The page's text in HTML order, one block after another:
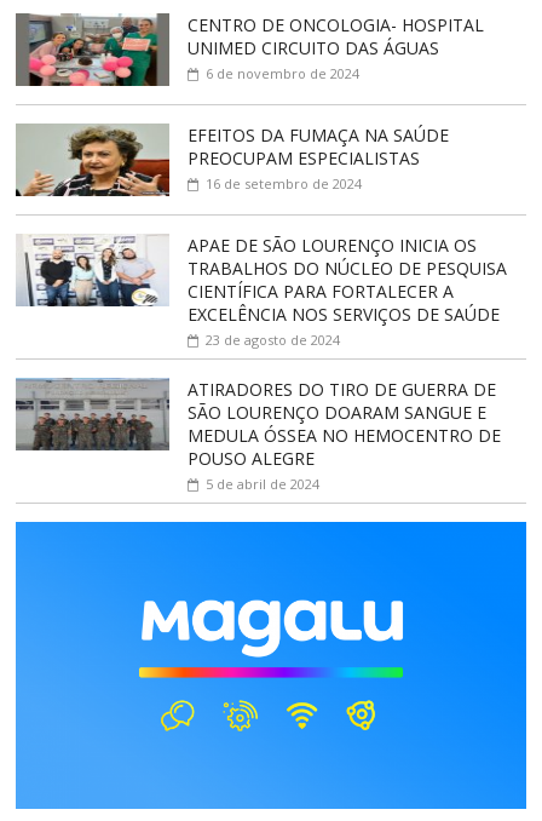
CENTRO DE ONCOLOGIA- HOSPITAL
UNIMED CIRCUITO DAS ÁGUAS
6 de novembro de 2024
EFEITOS DA FUMAÇA NA SAÚDE
PREOCUPAM ESPECIALISTAS
16 de setembro de 2024
APAE DE SÃO LOURENÇO INICIA OS
TRABALHOS DO NÚCLEO DE PESQUISA
CIENTÍFICA PARA FORTALECER A
EXCELÊNCIA NOS SERVIÇOS DE SAÚDE
23 de agosto de 2024
ATIRADORES DO TIRO DE GUERRA DE
SÃO LOURENÇO DOARAM SANGUE E
MEDULA ÓSSEA NO HEMOCENTRO DE
POUSO ALEGRE
5 de abril de 2024